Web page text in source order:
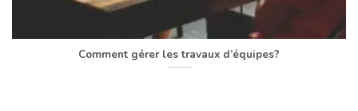
Comment gérer les travaux d’équipes?